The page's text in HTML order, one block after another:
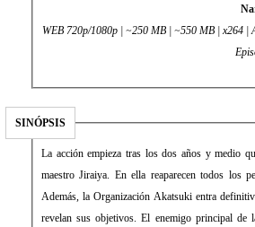
WEB 720p/1080p | ~250 MB | ~550 MB | x264 | Audio: Japonés |
SINÓPSIS
La acción empieza tras los dos años y medio
maestro Jiraiya. En ella reaparecen todos los
Además, la Organización Akatsuki entra
revelan sus objetivos. El enemigo principal de